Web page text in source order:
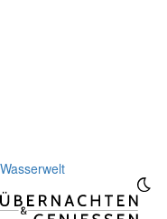
Wasserwelt